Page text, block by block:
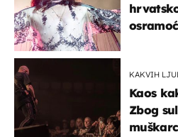
KAKVIH
Kaos
Zbog